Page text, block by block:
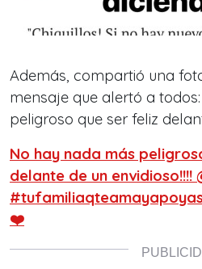
Además, compartió una
mensaje que alertó a
peligroso que ser feliz
No hay nada más
delante de un envidioso!!!!
❤️